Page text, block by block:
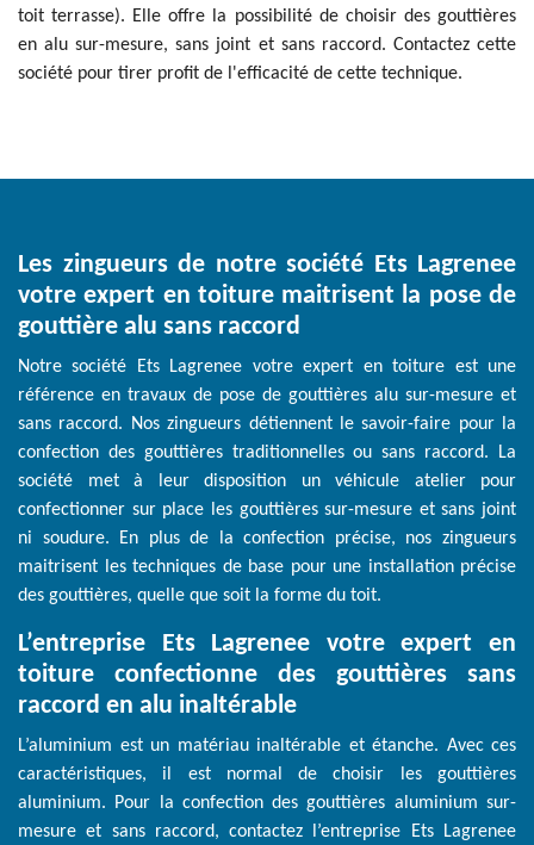
toit terrasse). Elle offre la possibilité de choisir des gouttières
en alu sur-mesure, sans joint et sans raccord. Contactez cette
société pour tirer profit de l'efficacité de cette technique.
Les zingueurs de notre société Ets Lagrenee
votre expert en toiture maitrisent la pose de
gouttière alu sans raccord
Notre société Ets Lagrenee votre expert en toiture est une
référence en travaux de pose de gouttières alu sur-mesure et
sans raccord. Nos zingueurs détiennent le savoir-faire pour la
confection des gouttières traditionnelles ou sans raccord. La
société met à leur disposition un véhicule atelier pour
confectionner sur place les gouttières sur-mesure et sans joint
ni soudure. En plus de la confection précise, nos zingueurs
maitrisent les techniques de base pour une installation précise
des gouttières, quelle que soit la forme du toit.
L’entreprise Ets Lagrenee votre expert en
toiture confectionne des gouttières sans
raccord en alu inaltérable
L’aluminium est un matériau inaltérable et étanche. Avec ces
caractéristiques, il est normal de choisir les gouttières
aluminium. Pour la confection des gouttières aluminium sur-
mesure et sans raccord, contactez l’entreprise Ets Lagrenee